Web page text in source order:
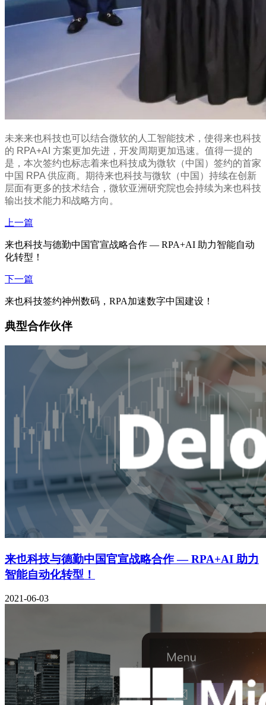
未来来也科技也可以结合微软的人工智能技术，使得来也科技
的 RPA+AI 方案更加先进，开发周期更加迅速。值得一提的
是，本次签约也标志着来也科技成为微软（中国）签约的首家
中国 RPA 供应商。期待来也科技与微软（中国）持续在创新
层面有更多的技术结合，微软亚洲研究院也会持续为来也科技
输出技术能力和战略方向。
上一篇
来也科技与德勤中国官宣战略合作 — RPA+AI 助力智能自动
化转型！
下一篇
来也科技签约神州数码，RPA加速数字中国建设！
典型合作伙伴
来也科技与德勤中国官宣战略合作 — RPA+AI 助力
智能自动化转型！
2021-06-03